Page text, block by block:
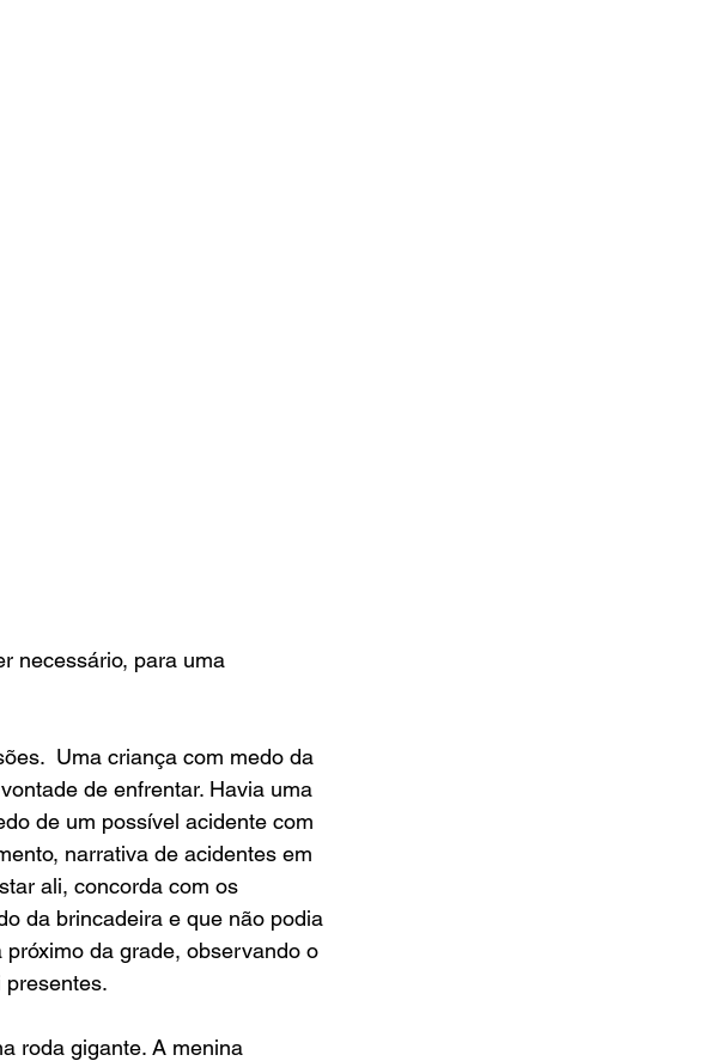
necessário, para uma
Uma criança com medo da
de enfrentar. Havia uma
de um possível acidente com
narrativa de acidentes em
ali, concorda com os
da brincadeira e que não podia
da grade, observando o
roda gigante. A menina